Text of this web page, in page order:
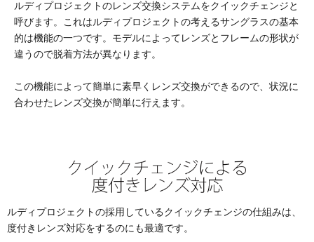
ルディプロジェクトのレンズ交換システムをクイックチェンジと
呼びます。これはルディプロジェクトの考えるサングラスの基本
的は機能の一つです。モデルによってレンズとフレームの形状が
違うので脱着方法が異なります。
この機能によって簡単に素早くレンズ交換ができるので、状況に
合わせたレンズ交換が簡単に行えます。
ルディプロジェクトの採用しているクイックチェンジの仕組みは、
度付きレンズ対応をするのにも最適です。